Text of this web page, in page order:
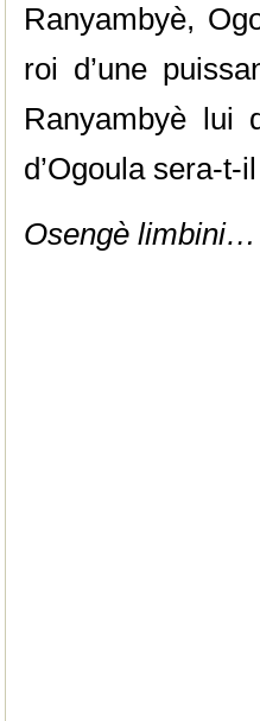
Ranyambyè,
roi d’une
Ranyambyè lui
d’Ogoula sera-
Osengè